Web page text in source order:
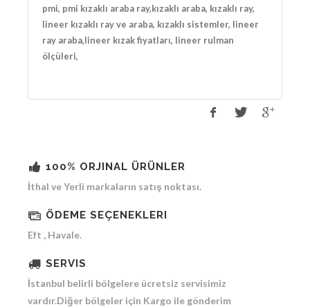
pmi, pmi kızaklı araba ray,kızaklı araba, kızaklı ray,
lineer kızaklı ray ve araba, kızaklı sistemler, lineer
ray araba,lineer kızak fiyatları, lineer rulman
ölçüleri,
100% ORJINAL ÜRÜNLER
İthal ve Yerli markaların satış noktası.
ÖDEME SEÇENEKLERI
Eft , Havale.
SERVIS
İstanbul belirli bölgelere ücretsiz servisimiz
vardır.Diğer bölgeler için Kargo ile gönderim